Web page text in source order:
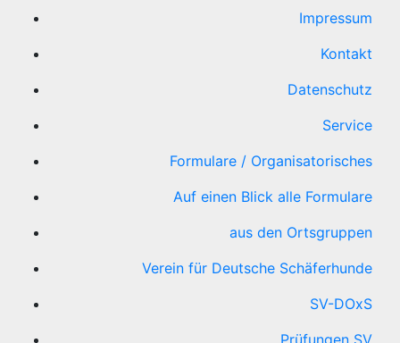
Impressum
Kontakt
Datenschutz
Service
Formulare / Organisatorisches
Auf einen Blick alle Formulare
aus den Ortsgruppen
Verein für Deutsche Schäferhunde
SV-DOxS
Prüfungen SV